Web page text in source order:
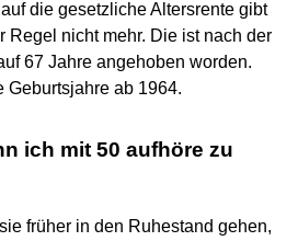
die gesetzliche Altersrente gibt
Regel nicht mehr. Die ist nach der
67 Jahre angehoben worden.
Geburtsjahre ab 1964.
ich mit 50 aufhöre zu
früher in den Ruhestand gehen,